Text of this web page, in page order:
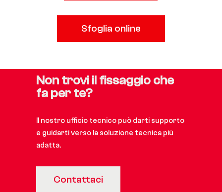
Sfoglia online
Non trovi il fissaggio che
fa per te?
Il nostro ufficio tecnico può darti supporto
e guidarti verso la soluzione tecnica più
adatta.
Contattaci